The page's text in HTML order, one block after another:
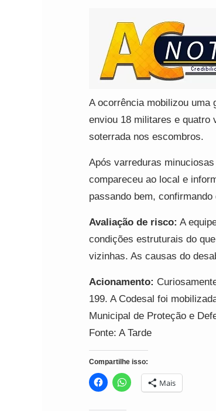
A ocorrência mobilizou uma
enviou 18 militares e quatro
soterrada nos escombros.
Após varreduras
compareceu ao local e
passando bem,
Avaliação de risco: A
condições estruturais do
vizinhas. As causas do
Acionamento:
199. A Codesal foi
Municipal de Proteção e
Fonte: A Tarde
Compartilhe isso:
Mais